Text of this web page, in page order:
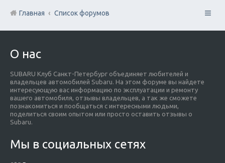
Главная Список форумов
О нас
SUBARU Клуб Санкт-Петербург объединяет любителей и
владельцев автомобилей Subaru. На этом форуме вы найдете
интересующую вас информацию по эксплуатации и ремонту
вашего автомобиля, отзывы владельцев, а так же сможете
познакомиться и пообщаться с интересными людьми,
поделиться своим опытом или просто оставить отзывы о
Subaru.
Мы в социальных сетях